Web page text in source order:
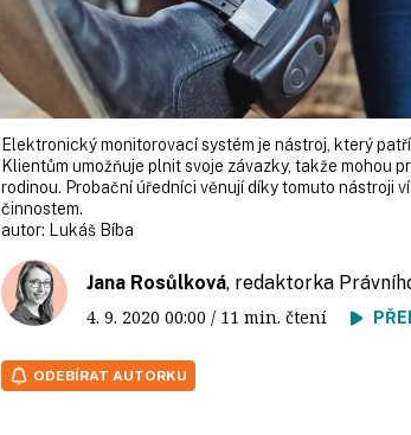
Elektronický monitorovací systém je nástroj, který
Klientům umožňuje plnit svoje závazky, takže mohou
rodinou. Probační úředníci věnují díky tomuto nástroji
činnostem.
autor: Lukáš Bíba
Jana Rosůlková, redaktorka
4. 9. 2020 00:00 / 11 min. čtení
ODEBÍRAT AUTORKU